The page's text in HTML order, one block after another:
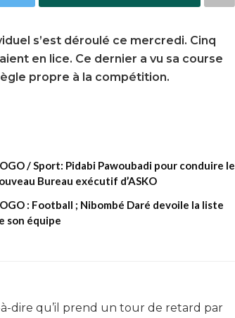
s’est déroulé ce mercredi. Cinq
en lice. Ce dernier a vu sa course
propre à la compétition.
/ Sport: Pidabi Pawoubadi pour conduire le
Bureau exécutif d’ASKO
: Football ; Nibombé Daré devoile la liste
son équipe
dire qu’il prend un tour de retard par